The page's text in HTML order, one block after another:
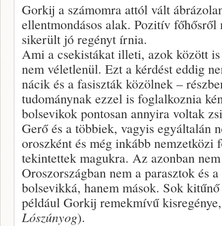
Gorkij a számomra attól vált
ellentmondásos alak. Pozitív főhősről
sikerült jó regényt írnia.
Ami a csekistákat illeti, azok között
nem véletlenül. Ezt a kérdést eddig
nácik és a fasiszták közölnek –
tudománynak ezzel is foglalkoznia
bolsevikok pontosan annyira voltak
Gerő és a többiek, vagyis egyáltalán
oroszként és még inkább nemzetközi
tekintettek magukra. Az azonban
Oroszországban nem a parasztok és
bolsevikká, hanem mások. Sok
például Gorkij remekmívű
Lószúnyog).